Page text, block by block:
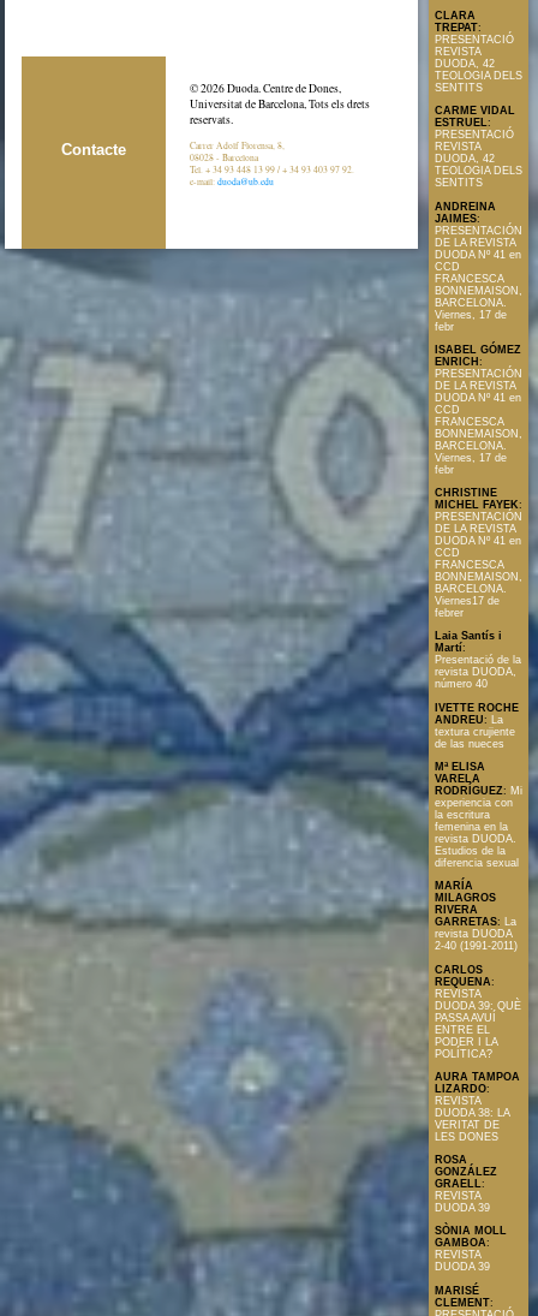
Contacte
© 2026 Duoda. Centre de Dones,
Universitat de Barcelona, Tots els drets
reservats.
Carrer Adolf Florensa, 8,
08028 - Barcelona
Tel. + 34 93 448 13 99 / + 34 93 403 97 92.
e-mail:duoda@ub.edu
CLARA
TREPAT:
PRESENTACIÓ
REVISTA
DUODA, 42
TEOLOGIA DELS
SENTITS
CARME VIDAL
ESTRUEL:
PRESENTACIÓ
REVISTA
DUODA, 42
TEOLOGIA DELS
SENTITS
ANDREINA
JAIMES:
PRESENTACIÓN
DE LA REVISTA
DUODA Nº 41 en
CCD
FRANCESCA
BONNEMAISON,
BARCELONA.
Viernes, 17 de
febr
ISABEL GÓMEZ
ENRICH :
PRESENTACIÓN
DE LA REVISTA
DUODA Nº 41 en
CCD
FRANCESCA
BONNEMAISON,
BARCELONA.
Viernes, 17 de
febr
CHRISTINE
MICHEL FAYEK:
PRESENTACIÓN
DE LA REVISTA
DUODA Nº 41 en
CCD
FRANCESCA
BONNEMAISON,
BARCELONA.
Viernes17 de
febrer
Laia Santís i
Martí:
Presentació de la
revista DUODA,
número 40
IVETTE ROCHE
ANDREU:
La
textura crujiente
de las nueces
Mª ELISA
VARELA
RODRÍGUEZ: Mi
experiencia con
la escritura
femenina en la
revista DUODA.
Estudios de la
diferencia sexual
MARÍA
MILAGROS
RIVERA
GARRETAS: La
revista DUODA
2-40 (1991-2011)
CARLOS
REQUENA:
REVISTA
DUODA 39: QUÈ
PASSA AVUÍ
ENTRE EL
PODER I LA
POLÍTICA?
AURA TAMPOA
LIZARDO:
REVISTA
DUODA 38: LA
VERITAT DE
LES DONES
ROSA
GONZÁLEZ
GRAELL:
REVISTA
DUODA 39
SÒNIA MOLL
GAMBOA:
REVISTA
DUODA 39
MARISÉ
CLEMENT: